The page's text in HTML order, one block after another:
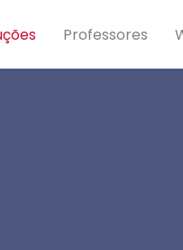
Professores